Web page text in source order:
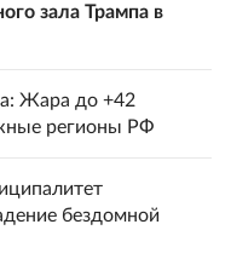
зала Трампа в
Жара до +42
регионы РФ
бездомной